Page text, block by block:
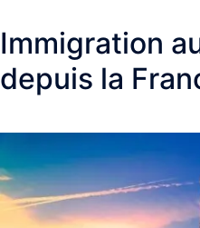
Immigration
depuis la